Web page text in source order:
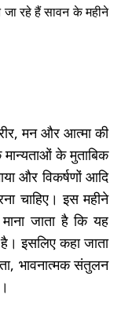
रहे हैं सावन के महीने
मन और आत्मा की
मान्यताओं के मुताबिक
और विकर्षणों आदि
चाहिए। इस महीने
जाता है कि यह
इसलिए कहा जाता
भावनात्मक संतुलन